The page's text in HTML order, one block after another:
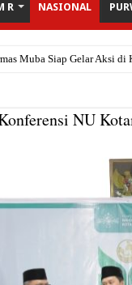
R NASIONAL
Muba Siap Gelar Aksi di
NU